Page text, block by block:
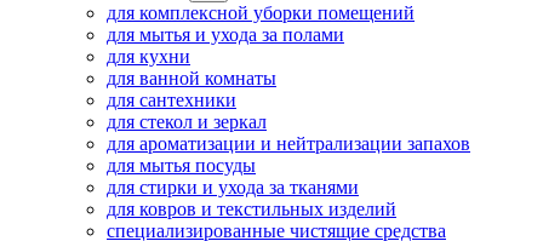
для комплексной уборки помещений
для мытья и ухода за полами
для кухни
для ванной комнаты
для сантехники
для стекол и зеркал
для ароматизации и нейтрализации запахов
для мытья посуды
для стирки и ухода за тканями
для ковров и текстильных изделий
специализированные чистящие средства